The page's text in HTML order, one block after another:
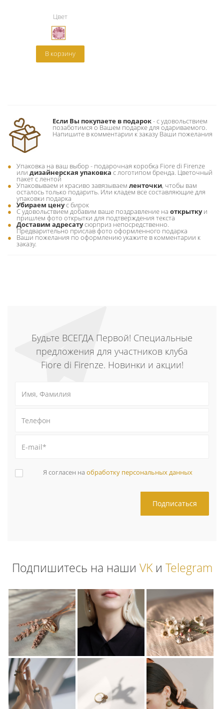
Цвет
В корзину
Если Вы покупаете в подарок- c удовольствием
позаботимся о Вашем подарке для одариваемого.
Напишите в комментарии к заказу Ваши пожелания
Упаковка на ваш выбор - подарочная коробка Fiore di Firenze
или дизайнерская упаковка с логотипом бренда. Цветочный
пакет с лентой
Упаковываем и красиво завязываем ленточки, чтобы вам
осталось только подарить. Или кладем все составляющие для
упаковки подарка
Убираем ценус бирок
С удовольствием добавим ваше поздравление на открыткуи
пришлем фото открытки для подтверждения текста
Доставим адресатусюрприз непосредственно.
Предварительно прислав фото оформленного подарка
Ваши пожелания по оформлению укажите в комментарии к
заказу.
Будьте ВСЕГДА Первой! Специальные
предложения для участников клуба
Fiore di Firenze. Новинки и акции!
Я согласен на обработку персональных данных
Подпишитесь на наши VKи Telegram